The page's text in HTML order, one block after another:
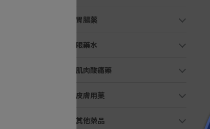
胃腸薬
眼藥水
肌肉酸痛藥
皮膚用薬
其他藥品